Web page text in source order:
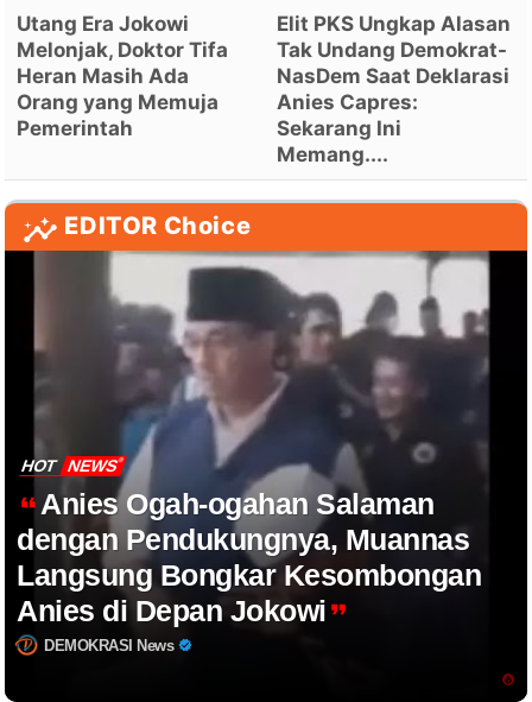
Utang Era Jokowi
Melonjak, Doktor Tifa
Heran Masih Ada
Orang yang Memuja
Pemerintah
Elit PKS Ungkap Alasan
Tak Undang Demokrat-
NasDem Saat Deklarasi
Anies Capres:
Sekarang Ini
Memang....
EDITOR Choice
HOT NEWS
Anies Ogah-ogahan Salaman
dengan Pendukungnya, Muannas
Langsung Bongkar Kesombongan
Anies di Depan Jokowi
DEMOKRASI News